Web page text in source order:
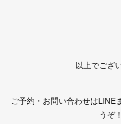
以上でござ
ご予約・お問い合わせはLINE
うぞ！